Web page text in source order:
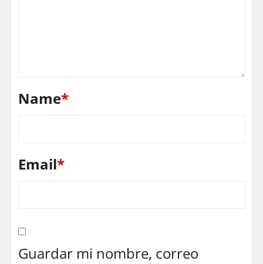
Name*
Email*
Guardar mi nombre, correo